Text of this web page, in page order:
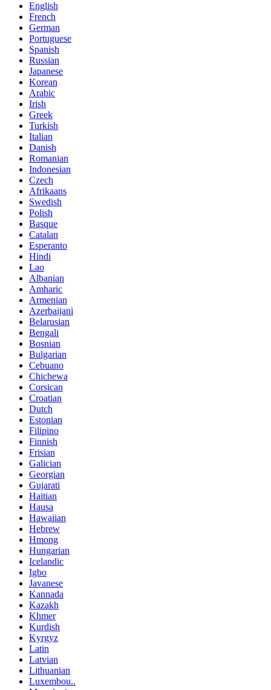
English
French
German
Portuguese
Spanish
Russian
Japanese
Korean
Arabic
Irish
Greek
Turkish
Italian
Danish
Romanian
Indonesian
Czech
Afrikaans
Swedish
Polish
Basque
Catalan
Esperanto
Hindi
Lao
Albanian
Amharic
Armenian
Azerbaijani
Belarusian
Bengali
Bosnian
Bulgarian
Cebuano
Chichewa
Corsican
Croatian
Dutch
Estonian
Filipino
Finnish
Frisian
Galician
Georgian
Gujarati
Haitian
Hausa
Hawaiian
Hebrew
Hmong
Hungarian
Icelandic
Igbo
Javanese
Kannada
Kazakh
Khmer
Kurdish
Kyrgyz
Latin
Latvian
Lithuanian
Luxembou..